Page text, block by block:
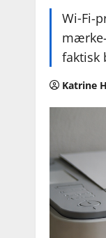
Wi‑Fi-
faktisk
Katrine